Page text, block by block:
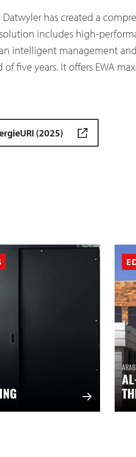
has created a
solution includes high-
intelligent management
five years. It offers EWA
(2025)